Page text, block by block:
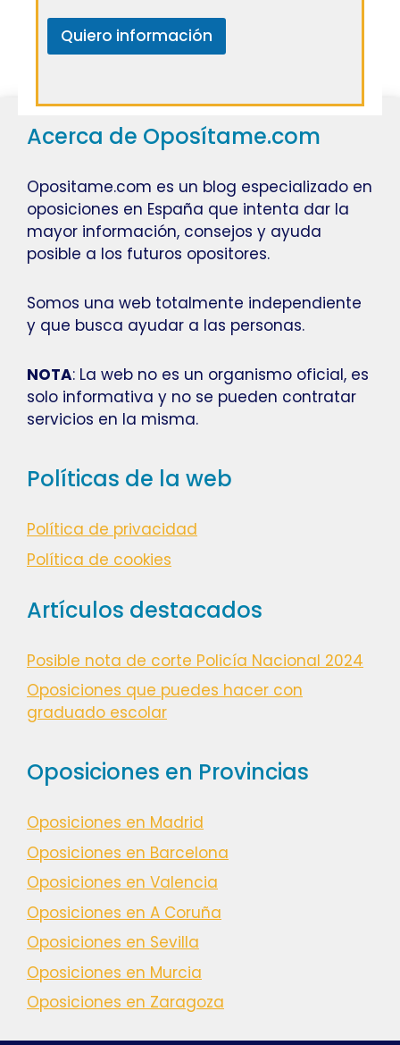
Quiero información
Acerca de Oposítame.com
Opositame.com es un blog especializado en
oposiciones en España que intenta dar la
mayor información, consejos y ayuda
posible a los futuros opositores.
Somos una web totalmente independiente
y que busca ayudar a las personas.
NOTA: La web no es un organismo oficial, es
solo informativa y no se pueden contratar
servicios en la misma.
Políticas de la web
Política de privacidad
Política de cookies
Artículos destacados
Posible nota de corte Policía Nacional 2024
Oposiciones que puedes hacer con
graduado escolar
Oposiciones en Provincias
Oposiciones en Madrid
Oposiciones en Barcelona
Oposiciones en Valencia
Oposiciones en A Coruña
Oposiciones en Sevilla
Oposiciones en Murcia
Oposiciones en Zaragoza